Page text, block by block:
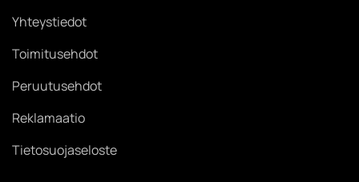
Yhteystiedot
Toimitusehdot
Peruutusehdot
Reklamaatio
Tietosuojaseloste